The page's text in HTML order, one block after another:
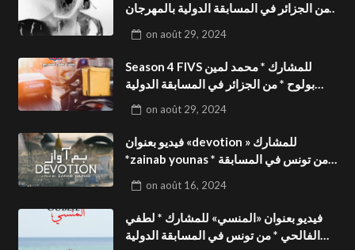
من الجزائر في المسابقة الدولية بالمهرجان
»فيديو بعنوان
on août 29, 2024
Season 4 FIVS للمشارك * محمد لمين
بولوح * من الجزائر في المسابقة الدولية
بالمهرجان الدولي للفيدوهات
on août 29, 2024
فيديو بعنوان «devotion » للمشارك
*zainab younas * من تونس في المسابقة
التوعوية Season 4 FIVS
on août 16, 2024
فيديو بعنوان «المنسي» للمشارك * لطفي
الفالحي * من تونس في المسابقة الدولية